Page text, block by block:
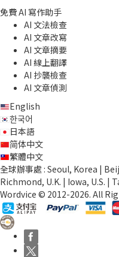
免費 AI 寫作助手
AI 文法檢查
AI 文章改寫
AI 文章摘要
AI 線上翻譯
AI 抄襲檢查
AI 文章偵測
English
한국어
日本語
简体中文
繁體中文
全球辦事處 : Seoul, Korea |
Richmond, U.K. | Iowa, U.S. |
Wordvice © 2012-2026. All